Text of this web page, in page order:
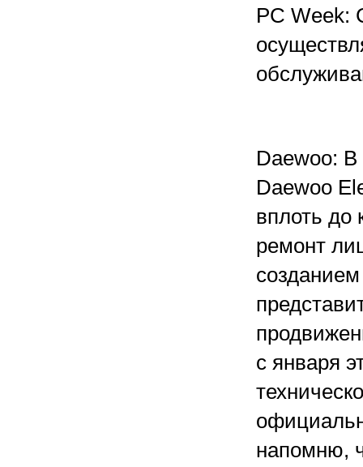
PC Week:
Daewoo:
Daewoo
вплоть до
ремонт
с января
напомню,